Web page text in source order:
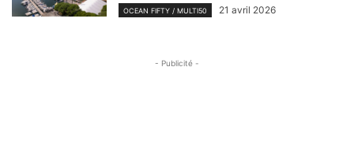
OCEAN FIFTY / MULTI50 21 avril 2026
- Publicité -